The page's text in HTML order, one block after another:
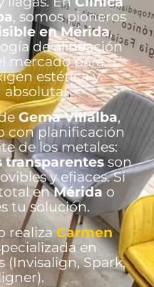
, somos pioneros
en Mérida,
de alineación
mercado para
estética y
Gema Villalba,
con planificación
de los metales:
transparentesson
y efiaces. Si
enMérida o
tu solución.
realiza Carmen
en
(Invisalign, Spark,